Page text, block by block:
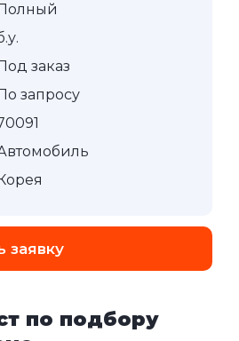
заказ
запросу
заявку
по подбору